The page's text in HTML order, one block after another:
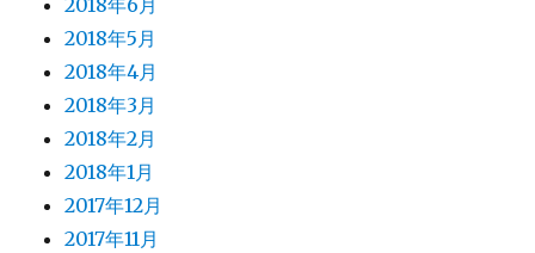
2018年6月
2018年5月
2018年4月
2018年3月
2018年2月
2018年1月
2017年12月
2017年11月